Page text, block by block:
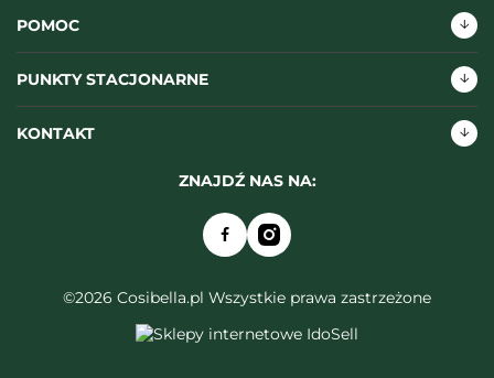
POMOC
PUNKTY STACJONARNE
KONTAKT
ZNAJDŹ NAS NA:
©2026 Cosibella.pl Wszystkie prawa zastrzeżone